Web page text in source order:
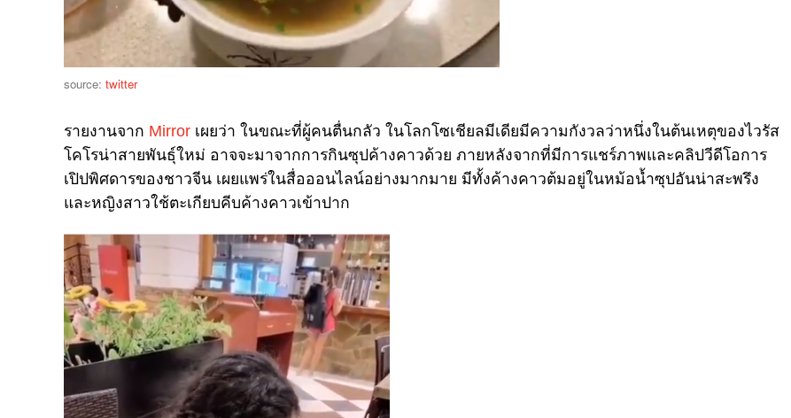
source: twitter
รายงานจาก Mirror เผยว่า ในขณะที่ผู้คนตื่นกลัว ในโลกโซเชียลมีเดียมีความกังวลว่าหนึ่งในต้นเหตุของไวรัส
โคโรน่าสายพันธุ์ใหม่ อาจจะมาจากการกินซุปค้างคาวด้วย ภายหลังจากที่มีการแชร์ภาพและคลิปวีดีโอการ
เปิปพิศดารของชาวจีน เผยแพร่ในสื่อออนไลน์อย่างมากมาย มีทั้งค้างคาวต้มอยู่ในหม้อน้ำซุปอันน่าสะพรึง
และหญิงสาวใช้ตะเกียบคีบค้างคาวเข้าปาก